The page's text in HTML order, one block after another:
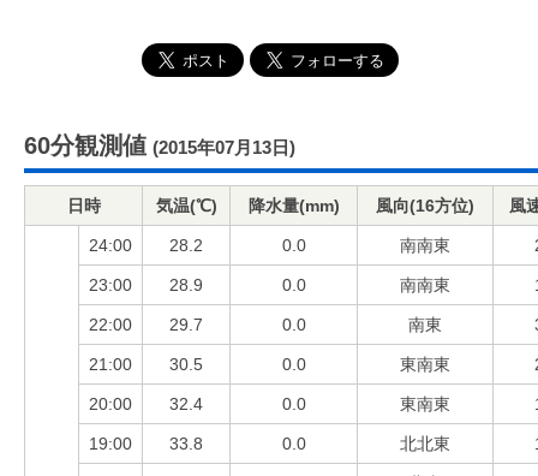
60分観測値 (2015年07月13日)
日時 気温(℃) 降水量(mm) 風向(16方位) 風
24:00 28.2 0.0 南南東
23:00 28.9 0.0 南南東
22:00 29.7 0.0 南東
21:00 30.5 0.0 東南東
20:00 32.4 0.0 東南東
19:00 33.8 0.0 北北東